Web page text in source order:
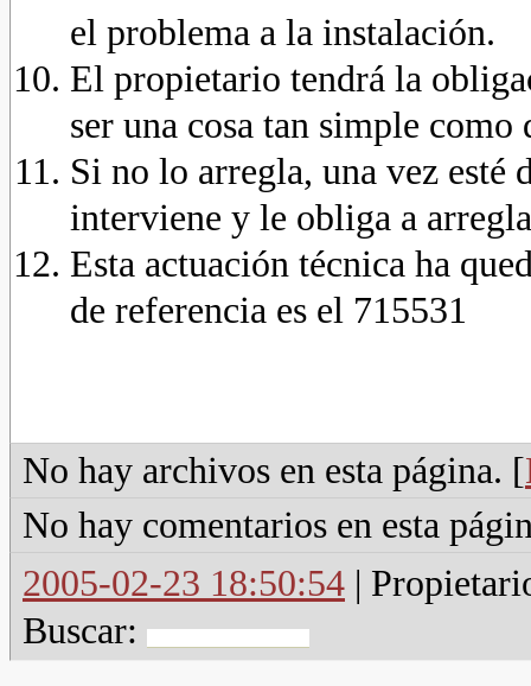
el problema a la instalación.
El propietario tendrá la
ser una cosa tan simple
Si no lo arregla, una vez esté
interviene y le obliga a
Esta actuación técnica ha
de referencia es el 715531
No hay archivos en esta página. [
No hay comentarios en esta
2005-02-23 18:50:54 |
Buscar: